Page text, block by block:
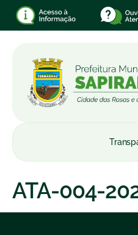
ATA-004-